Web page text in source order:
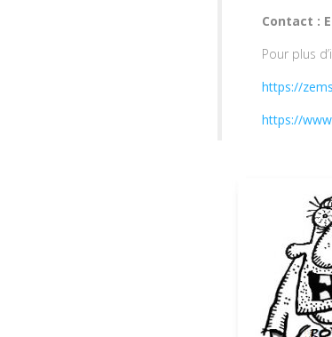
Contact :
Pour plus
https://
https://